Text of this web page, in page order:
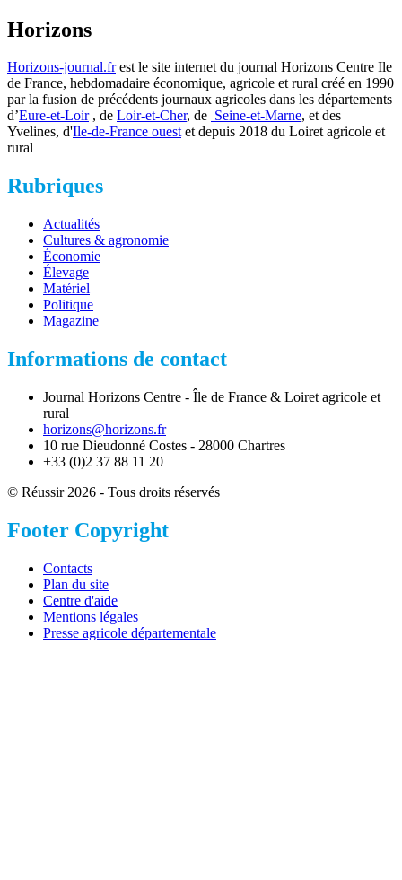
Horizons
Horizons-journal.frest le site internet du journal Horizons Centre Ile
de France, hebdomadaire économique, agricole et rural créé en 1990
par la fusion de précédents journaux agricoles dans les départements
d’Eure-et-Loir, de Loir-et-Cher, de Seine-et-Marne, et des
Yvelines, d'Ile-de-France ouestet depuis 2018 du Loiret agricole et
rural
Rubriques
Actualités
Cultures & agronomie
Économie
Élevage
Matériel
Politique
Magazine
Informations de contact
Journal Horizons Centre - Île de France & Loiret agricole et
rural
horizons@horizons.fr
10 rue Dieudonné Costes - 28000 Chartres
+33 (0)2 37 88 11 20
© Réussir 2026 - Tous droits réservés
Footer Copyright
Contacts
Plan du site
Centre d'aide
Mentions légales
Presse agricole départementale